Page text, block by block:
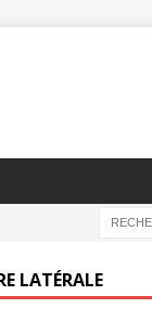
LATÉRALE